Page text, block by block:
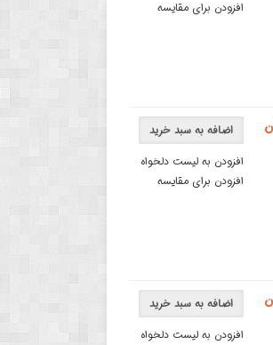
افزودن برای مقایسه
اضافه به سبد خرید
افزودن به لیست دلخواه
افزودن برای مقایسه
اضافه به سبد خرید
افزودن به لیست دلخواه